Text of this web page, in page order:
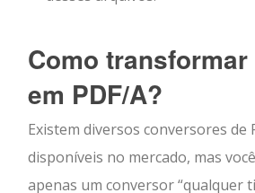
Como transformar
em PDF/A?
Existem diversos conversores de
disponíveis no mercado, mas
apenas um conversor “qualquer